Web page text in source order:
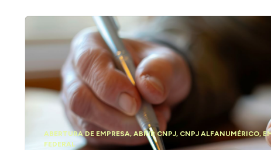
ABERTURA DE EMPRESA,ABRIR CNPJ, CNPJ ALFANUMÉRICO,
FEDERAL